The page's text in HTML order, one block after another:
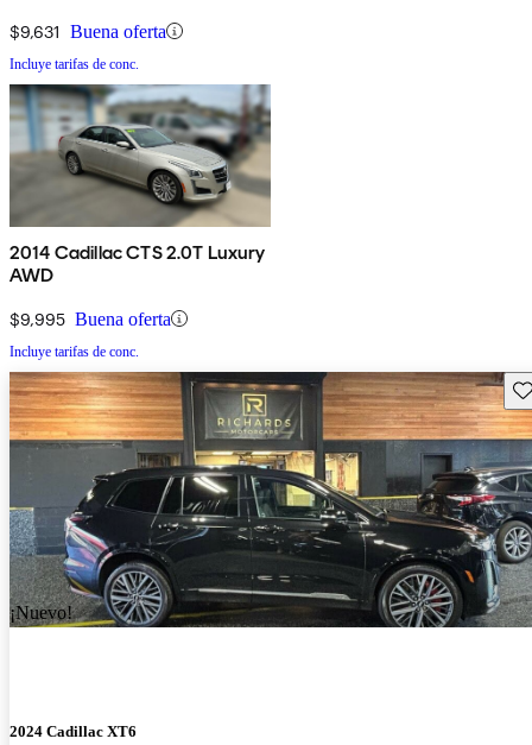
$9,631 Buena oferta
Incluye tarifas de conc.
2014 Cadillac CTS 2.0T Luxury
AWD
$9,995 Buena oferta
Incluye tarifas de conc.
¡Nuevo!
2024 Cadillac XT6